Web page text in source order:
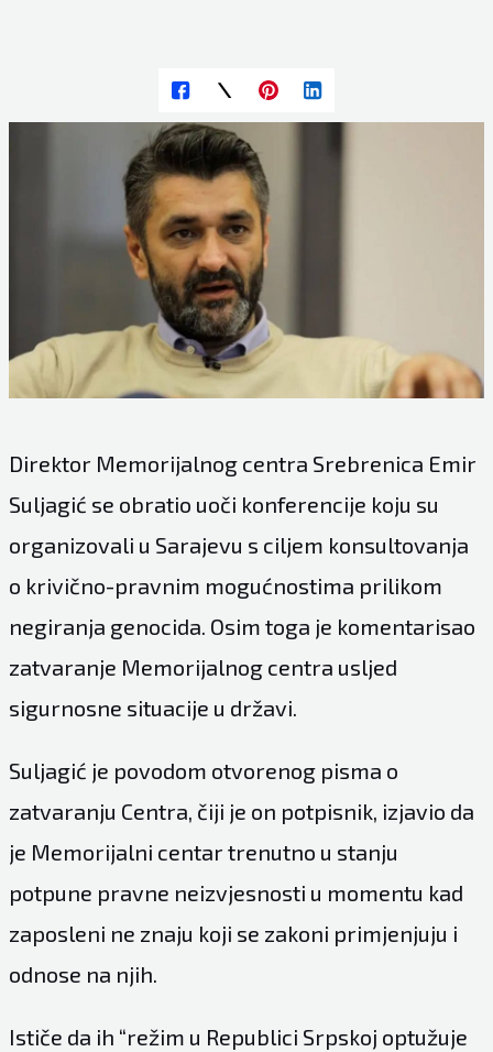
Direktor Memorijalnog centra Srebrenica Emir
Suljagić se obratio uoči konferencije koju su
organizovali u Sarajevu s ciljem konsultovanja
o krivično-pravnim mogućnostima prilikom
negiranja genocida. Osim toga je komentarisao
zatvaranje Memorijalnog centra usljed
sigurnosne situacije u državi.
Suljagić je povodom otvorenog pisma o
zatvaranju Centra, čiji je on potpisnik, izjavio da
je Memorijalni centar trenutno u stanju
potpune pravne neizvjesnosti u momentu kad
zaposleni ne znaju koji se zakoni primjenjuju i
odnose na njih.
Ističe da ih “režim u Republici Srpskoj optužuje